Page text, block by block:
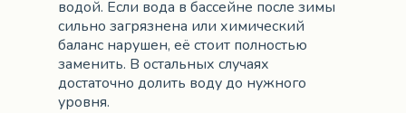
водой. Если вода в бассейне после зимы
сильно загрязнена или химический
баланс нарушен, её стоит полностью
заменить. В остальных случаях
достаточно долить воду до нужного
уровня.